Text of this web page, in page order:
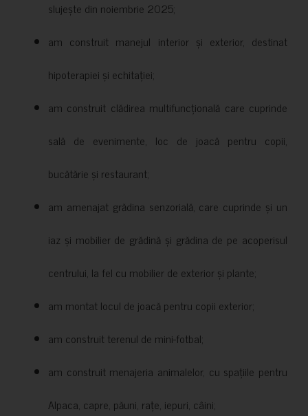
slujește din noiembrie 2025;
am construit manejul interior și exterior, destinat
hipoterapiei și echitației;
am construit clădirea multifuncțională care cuprinde
sală de evenimente, loc de joacă pentru copii,
bucătărie și restaurant;
am amenajat grădina senzorială, care cuprinde și un
iaz și mobilier de grădină și grădina de pe acoperisul
centrului, la fel cu mobilier de exterior și plante;
am montat locul de joacă pentru copii exterior;
am construit terenul de mini-fotbal;
am construit menajeria animalelor, cu spațiile pentru
Alpaca, capre, păuni, rațe, iepuri, câini;